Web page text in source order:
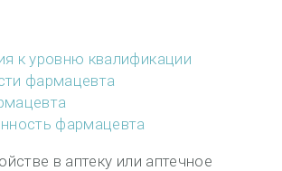
к уровню квалификации
фармацевта
фармацевта
в аптеку или аптечное